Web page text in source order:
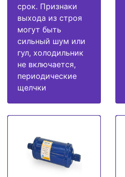
срок. Признаки
выхода из строя
могут быть
сильный шум или
гул, холодильник
не включается,
периодические
щелчки